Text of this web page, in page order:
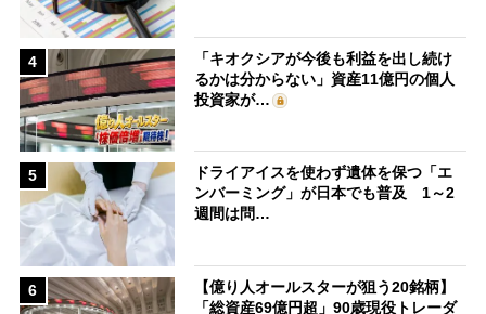
4
「キオクシアが今後も利益を出し続け
るかは分からない」資産11億円の個人
投資家が…
5
ドライアイスを使わず遺体を保つ「エ
ンバーミング」が日本でも普及 1～2
週間は問…
6
【億り人オールスターが狙う20銘柄】
「総資産69億円超」90歳現役トレーダ